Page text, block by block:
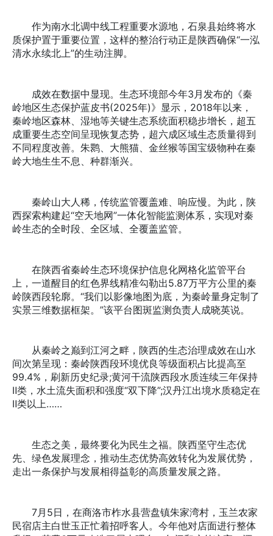
作为南水北调中线工程重要水源地，石泉县始终将水
质保护置于重要位置，这样的整治行动正是陕西确保“一泓
清水永续北上”的生动注脚。
成效在数据中显现。生态环境部今年3月发布的《秦
岭地区生态保护蓝皮书(2025年)》显示，2018年以来，
秦岭地区森林、湿地等关键生态系统面积稳步增长，超五
成重要生态空间呈现恢复态势，超六成区域生态质量得到
不同程度改善。朱鹮、大熊猫、金丝猴等国宝级物种在秦
岭大地生生不息、种群渐兴。
秦岭山大人稀，传统监管覆盖难、响应慢。为此，陕
西探索构建起“空天地网”一体化智能监测体系，实现对秦
岭生态的全时段、全区域、全覆盖监管。
在陕西省秦岭生态环境保护信息化网格化监管平台
上，一道醒目的红色界线精准勾勒出5.87万平方公里的秦
岭陕西段轮廓。“我们以影像地图为底，为秦岭量身定制了
实景三维数据框架。”该平台图斑监测负责人成晓英说。
从秦岭之巅到江河之畔，陕西的生态治理成效在山水
间次第呈现：秦岭陕西段环境优良等级面积占比提高至
99.4%，刷新历史纪录;黄河干流陕西段水质连续三年保持
Ⅱ类，水土流失面积和强度“双下降”;汉丹江出境水质稳定在
Ⅱ类以上……
生态之美，最终要化为民生之福。陕西坚守生态优
先、绿色发展理念，推动生态优势高效转化为发展优势，
走出一条保护与发展相得益彰的高质量发展之路。
7月5日，在商洛市柞水县营盘镇朱家湾村，玉兰农家
民宿店主白世玉正忙着招呼客人。今年他对店面进行整体